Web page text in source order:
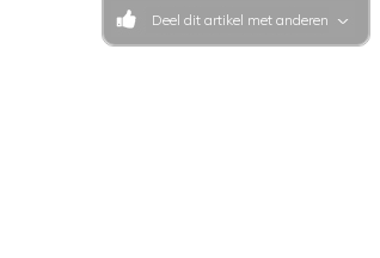
Deel dit artikel met anderen